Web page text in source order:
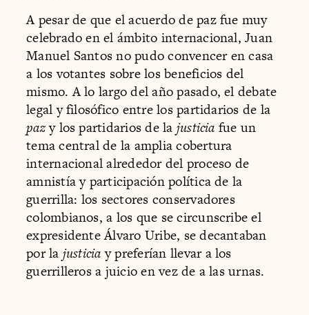
A pesar de que el acuerdo de paz fue muy
celebrado en el ámbito internacional, Juan
Manuel Santos no pudo convencer en casa
a los votantes sobre los beneficios del
mismo. A lo largo del año pasado, el debate
legal y filosófico entre los partidarios de la
pazy los partidarios de la justicia fue un
tema central de la amplia cobertura
internacional alrededor del proceso de
amnistía y participación política de la
guerrilla: los sectores conservadores
colombianos, a los que se circunscribe el
expresidente Álvaro Uribe, se decantaban
por la justiciay preferían llevar a los
guerrilleros a juicio en vez de a las urnas.